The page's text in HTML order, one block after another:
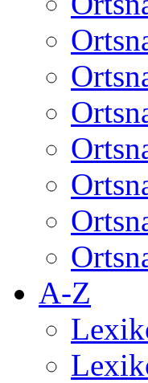
A-Z